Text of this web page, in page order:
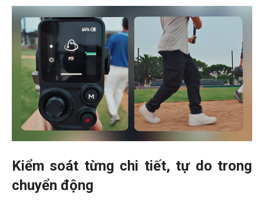
Kiểm soát từng chi tiết, tự do trong
chuyển động